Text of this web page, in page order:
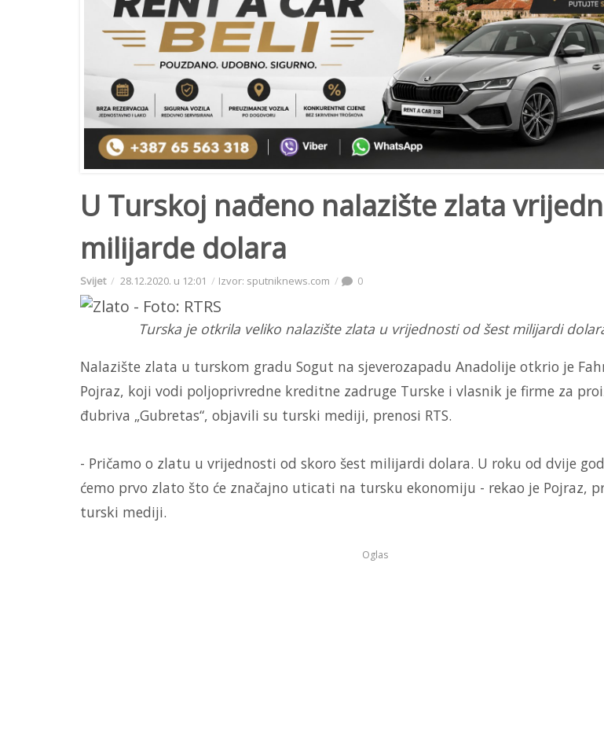
U Turskoj nađeno nalazište zlata
milijarde dolara
Svijet 28.12.2020. u 12:01 Izvor: sputniknews.com 0
Turska je otkrila veliko nalazište zlata u vrijednosti od šest milijardi
Nalazište zlata u turskom gradu Sogut na sjeverozapadu Anadolije otkrio je
Pojraz, koji vodi poljoprivredne kreditne zadruge Turske i vlasnik je firme za
đubriva „Gubretas“, objavili su turski mediji, prenosi RTS.
- Pričamo o zlatu u vrijednosti od skoro šest milijardi dolara. U roku od dvije
ćemo prvo zlato što će značajno uticati na tursku ekonomiju - rekao je Pojraz,
turski mediji.
Oglas